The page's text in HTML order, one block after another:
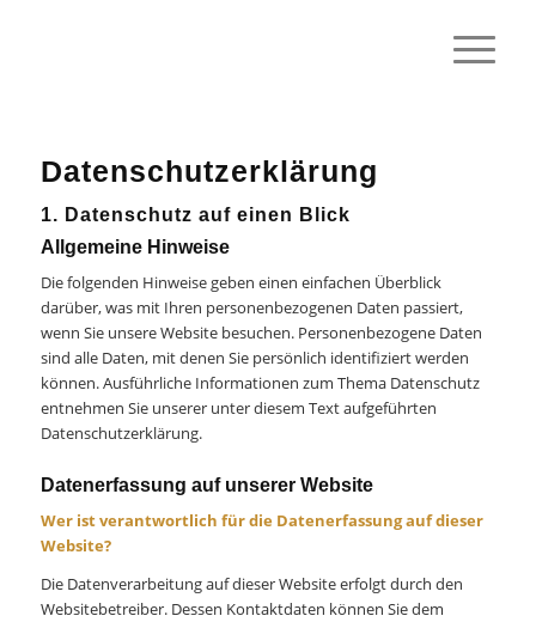
Datenschutzerklärung
1. Datenschutz auf einen Blick
Allgemeine Hinweise
Die folgenden Hinweise geben einen einfachen Überblick
darüber, was mit Ihren personenbezogenen Daten passiert,
wenn Sie unsere Website besuchen. Personenbezogene Daten
sind alle Daten, mit denen Sie persönlich identifiziert werden
können. Ausführliche Informationen zum Thema Datenschutz
entnehmen Sie unserer unter diesem Text aufgeführten
Datenschutzerklärung.
Datenerfassung auf unserer Website
Wer ist verantwortlich für die Datenerfassung auf dieser
Website?
Die Datenverarbeitung auf dieser Website erfolgt durch den
Websitebetreiber. Dessen Kontaktdaten können Sie dem